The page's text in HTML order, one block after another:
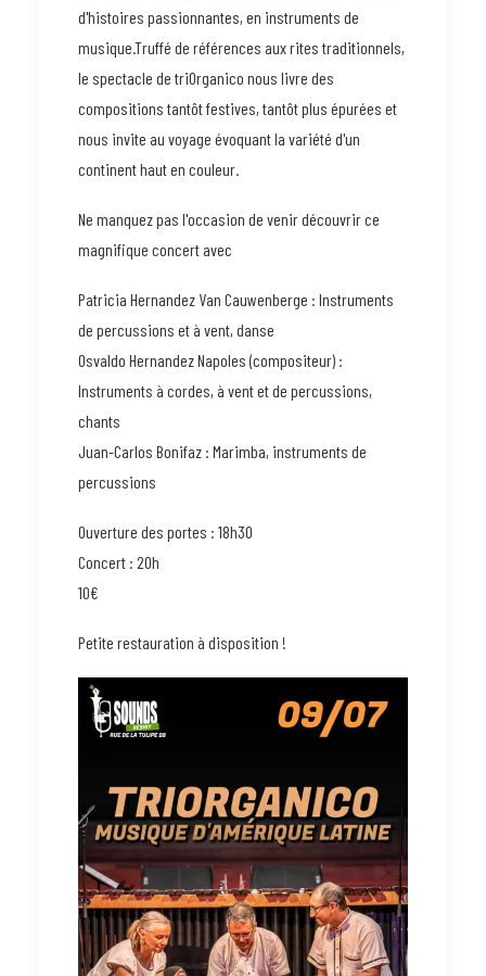
d'histoires passionnantes, en instruments de
musique.Truffé de références aux rites traditionnels,
le spectacle de triOrganico nous livre des
compositions tantôt festives, tantôt plus épurées et
nous invite au voyage évoquant la variété d'un
continent haut en couleur.
Ne manquez pas l'occasion de venir découvrir ce
magnifique concert avec
Patricia Hernandez Van Cauwenberge : Instruments
de percussions et à vent, danse
Osvaldo Hernandez Napoles (compositeur) :
Instruments à cordes, à vent et de percussions,
chants
Juan-Carlos Bonifaz : Marimba, instruments de
percussions
Ouverture des portes : 18h30
Concert : 20h
10€
Petite restauration à disposition !